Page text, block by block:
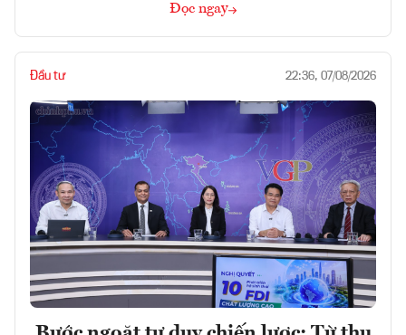
Đọc ngay
Đầu tư 22:36, 07/08/2026